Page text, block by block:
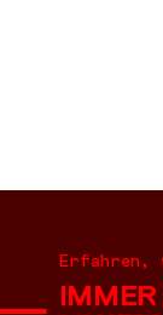
Erfahren,